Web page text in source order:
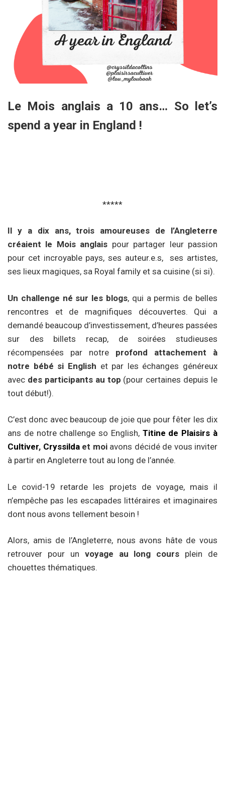
Le Mois anglais a 10 ans… So let’s
spend a year in England !
*****
Il y a dix ans, trois amoureuses de l’Angleterre
créaient le Mois anglais pour partager leur passion
pour cet incroyable pays, ses auteur.e.s, ses artistes,
ses lieux magiques, sa Royal family et sa cuisine (si si).
Un challenge né sur les blogs, qui a permis de belles
rencontres et de magnifiques découvertes. Qui a
demandé beaucoup d’investissement, d’heures passées
sur des billets recap, de soirées studieuses
récompensées par notre profond attachement à
notre bébé si English et par les échanges généreux
avec des participants au top (pour certaines depuis le
tout début!).
C’est donc avec beaucoup de joie que pour fêter les dix
ans de notre challenge so English, Titine de Plaisirs à
Cultiver, Cryssildaet moiavons décidé de vous inviter
à partir en Angleterre tout au long de l’année.
Le covid-19 retarde les projets de voyage, mais il
n’empêche pas les escapades littéraires et imaginaires
dont nous avons tellement besoin !
Alors, amis de l’Angleterre, nous avons hâte de vous
retrouver pour un voyage au long cours plein de
chouettes thématiques.